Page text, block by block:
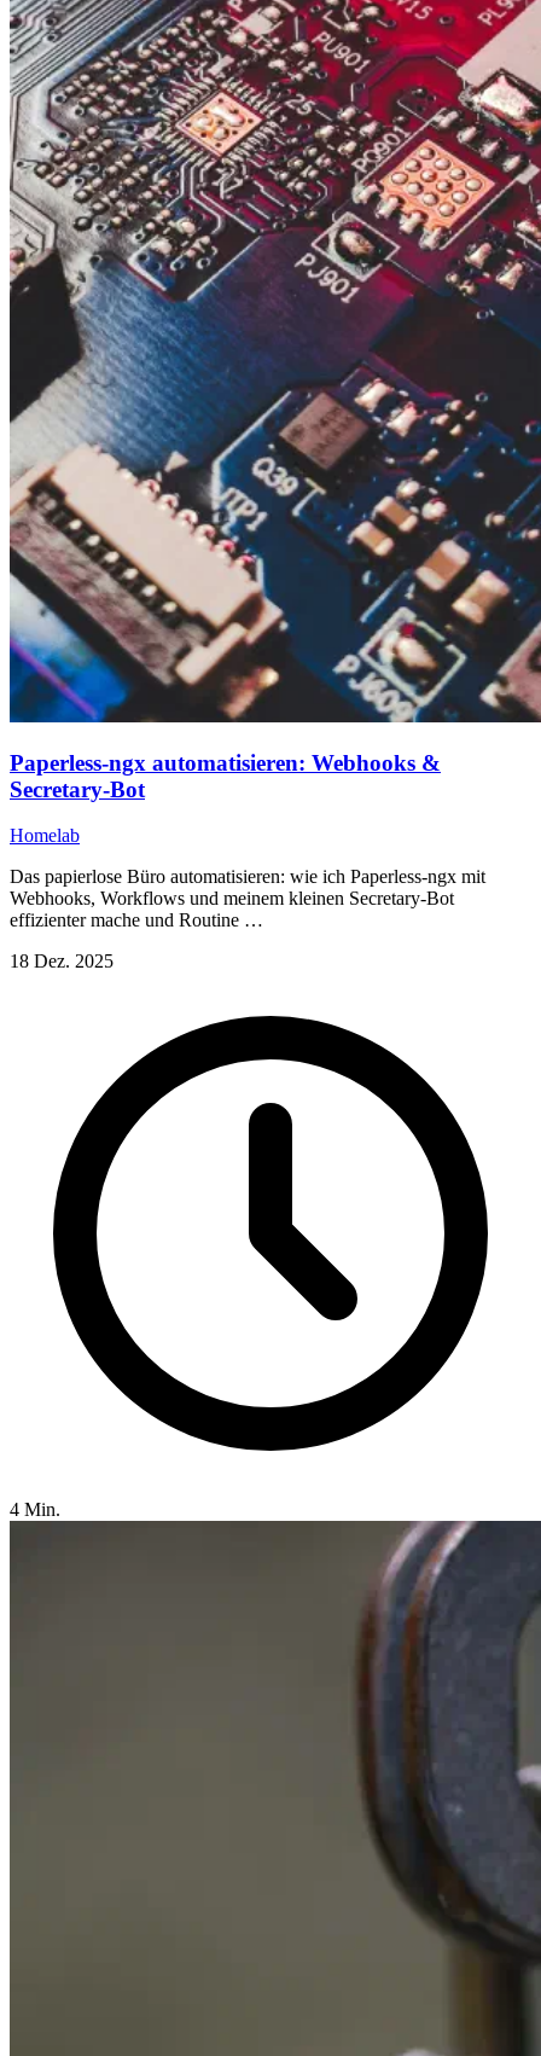
Paperless-ngx automatisieren: Webhooks &
Secretary-Bot
Homelab
Das papierlose Büro automatisieren: wie ich Paperless-ngx mit
Webhooks, Workflows und meinem kleinen Secretary-Bot
effizienter mache und Routine …
18 Dez. 2025
4 Min.